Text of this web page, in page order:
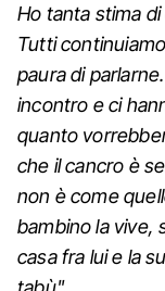
Ho tanta stima
Tutti
paura di
incontro e ci
quanto
che il cancro è
non è come
bambino la vive,
casa fra lui e la